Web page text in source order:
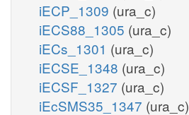
iECP_1309 (ura_c)
iECS88_1305 (ura_c)
iECs_1301 (ura_c)
iECSE_1348 (ura_c)
iECSF_1327 (ura_c)
iEcSMS35_1347 (ura_c)